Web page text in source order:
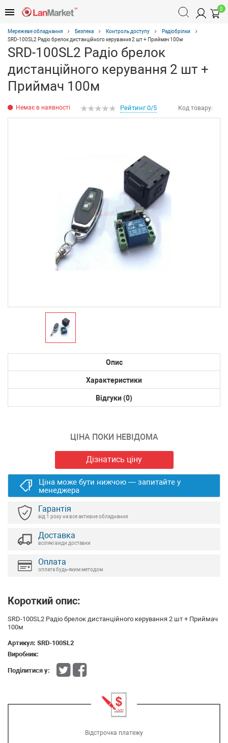
0
Мережеве обладнання Безпека Контроль доступу
Радіобрілки
SRD-100SL2 Радіо брелок дистанційного керування 2 шт + Приймач 100м
SRD-100SL2 Радіо брелок
дистанційного керування 2 шт +
Приймач 100м
Немає в наявності Код товару:
Рейтинг 0/5
Опис
Характеристики
Відгуки (0)
ЦІНА ПОКИ НЕВІДОМА
Дізнатись ціну
Ціна може бути нижчою — запитайте у
менеджера
Гарантія
від 1 року на все активне обладнання
Доставка
всілякі види доставки
Оплата
оплата будь-яким методом
Короткий опис:
SRD-100SL2 Радіо брелок дистанційного керування 2 шт + Приймач
100м
Артикул: SRD-100SL2
Виробник:
Поділитися у:
Відстрочка платежу